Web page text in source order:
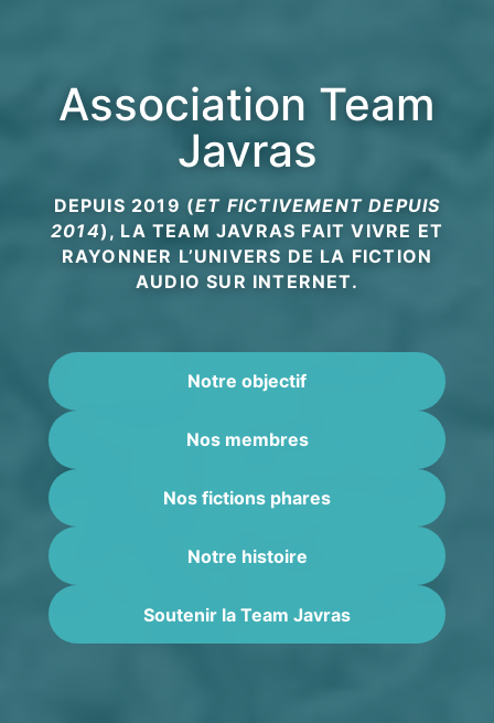
Association Team
Javras
DEPUIS 2019 (ET FICTIVEMENT DEPUIS
2014), LA TEAM JAVRAS FAIT VIVRE ET
RAYONNER L’UNIVERS DE LA FICTION
AUDIO SUR INTERNET.
Notre objectif
Nos membres
Nos fictions phares
Notre histoire
Soutenir la Team Javras